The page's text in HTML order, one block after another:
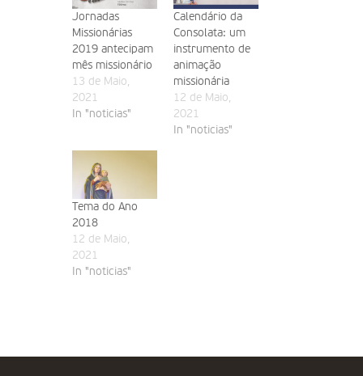
Jornadas
Missionárias
2019 antecipam
mês missionário
13 de Maio,
2021
In "noticias"
Calendário da
Consolata: um
instrumento de
animação
missionária
12 de Maio,
2021
In "noticias"
Tema do Ano
2018
12 de Maio,
2021
In "noticias"